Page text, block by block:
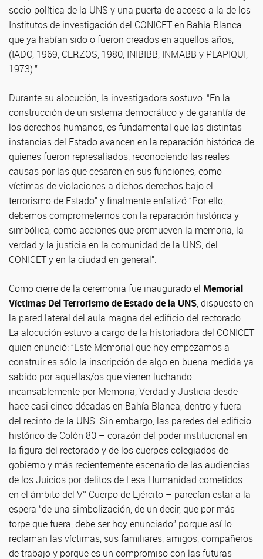
socio-política de la UNS y una puerta de acceso a la de los
Institutos de investigación del CONICET en Bahía Blanca
que ya habían sido o fueron creados en aquellos años,
(IADO, 1969, CERZOS, 1980, INIBIBB, INMABB y PLAPIQUI,
1973).”
Durante su alocución, la investigadora sostuvo: “En la
construcción de un sistema democrático y de garantía de
los derechos humanos, es fundamental que las distintas
instancias del Estado avancen en la reparación histórica de
quienes fueron represaliados, reconociendo las reales
causas por las que cesaron en sus funciones, como
víctimas de violaciones a dichos derechos bajo el
terrorismo de Estado” y finalmente enfatizó “Por ello,
debemos comprometernos con la reparación histórica y
simbólica, como acciones que promueven la memoria, la
verdad y la justicia en la comunidad de la UNS, del
CONICET y en la ciudad en general”.
Como cierre de la ceremonia fue inaugurado el Memorial
Víctimas Del Terrorismo de Estado de la UNS, dispuesto en
la pared lateral del aula magna del edificio del rectorado.
La alocución estuvo a cargo de la historiadora del CONICET
quien enunció: “Este Memorial que hoy empezamos a
construir es sólo la inscripción de algo en buena medida ya
sabido por aquellas/os que vienen luchando
incansablemente por Memoria, Verdad y Justicia desde
hace casi cinco décadas en Bahía Blanca, dentro y fuera
del recinto de la UNS. Sin embargo, las paredes del edificio
histórico de Colón 80 – corazón del poder institucional en
la figura del rectorado y de los cuerpos colegiados de
gobierno y más recientemente escenario de las audiencias
de los Juicios por delitos de Lesa Humanidad cometidos
en el ámbito del V° Cuerpo de Ejército – parecían estar a la
espera “de una simbolización, de un decir, que por más
torpe que fuera, debe ser hoy enunciado” porque así lo
reclaman las víctimas, sus familiares, amigos, compañeros
de trabajo y porque es un compromiso con las futuras